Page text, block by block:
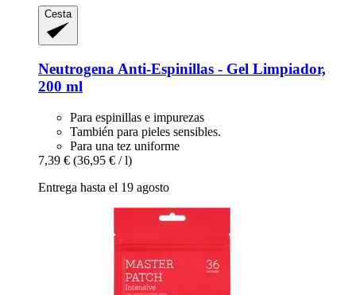
Cesta
Neutrogena Anti-​Espinillas -​ Gel Limpiador,
200 ml
Para espinillas e impurezas
También para pieles sensibles.
Para una tez uniforme
7,39 € (36,95 € / l)
Entrega hasta el 19 agosto